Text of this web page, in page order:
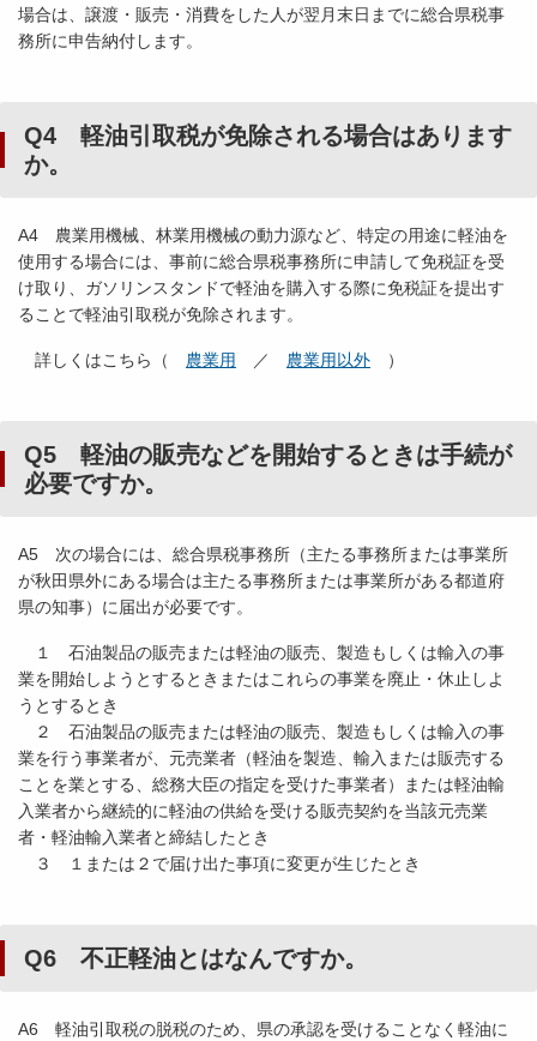
場合は、譲渡・販売・消費をした人が翌月末日までに総合県税事
務所に申告納付します。
Q4 軽油引取税が免除される場合はあります
か。
A4 農業用機械、林業用機械の動力源など、特定の用途に軽油を
使用する場合には、事前に総合県税事務所に申請して免税証を受
け取り、ガソリンスタンドで軽油を購入する際に免税証を提出す
ることで軽油引取税が免除されます。
詳しくはこちら（ 農業用 ／ 農業用以外 ）
Q5 軽油の販売などを開始するときは手続が
必要ですか。
A5 次の場合には、総合県税事務所（主たる事務所または事業所
が秋田県外にある場合は主たる事務所または事業所がある都道府
県の知事）に届出が必要です。
１ 石油製品の販売または軽油の販売、製造もしくは輸入の事
業を開始しようとするときまたはこれらの事業を廃止・休止しよ
うとするとき
２ 石油製品の販売または軽油の販売、製造もしくは輸入の事
業を行う事業者が、元売業者（軽油を製造、輸入または販売する
ことを業とする、総務大臣の指定を受けた事業者）または軽油輸
入業者から継続的に軽油の供給を受ける販売契約を当該元売業
者・軽油輸入業者と締結したとき
３ １または２で届け出た事項に変更が生じたとき
Q6 不正軽油とはなんですか。
A6 軽油引取税の脱税のため、県の承認を受けることなく軽油に